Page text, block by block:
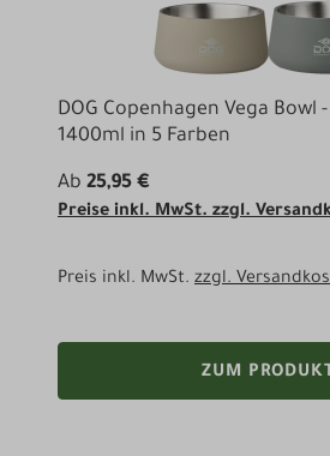
DOG Copenhagen Vega Bowl
1400ml in 5 Farben
Ab 25,95 €
Preise inkl. MwSt. zzgl.
Preis inkl. MwSt. zzgl.
ZUM